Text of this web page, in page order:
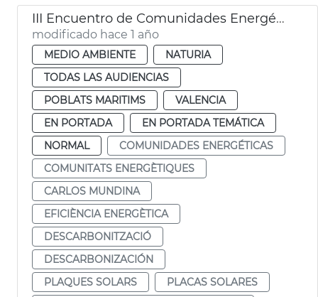
III Encuentro de Comunidades Energéticas Locales de València
modificado hace 1 año
MEDIO AMBIENTE
NATURIA
TODAS LAS AUDIENCIAS
POBLATS MARITIMS
VALENCIA
EN PORTADA
EN PORTADA TEMÁTICA
NORMAL
COMUNIDADES ENERGÉTICAS
COMUNITATS ENERGÈTIQUES
CARLOS MUNDINA
EFICIÈNCIA ENERGÈTICA
DESCARBONITZACIÓ
DESCARBONIZACIÓN
PLAQUES SOLARS
PLACAS SOLARES